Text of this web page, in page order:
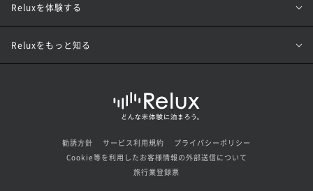
Reluxを体験する
Reluxをもっと知る
勧誘方針 サービス利用規約
プライバシーポリシー
Cookie等を利用したお客様情報の外部送信について
旅行業登録票